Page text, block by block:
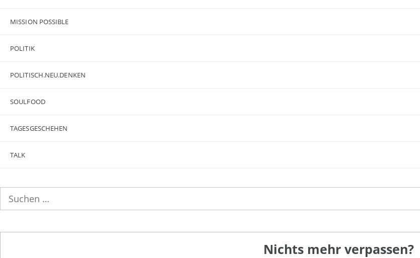
MISSION POSSIBLE
POLITIK
POLITISCH.NEU.DENKEN
SOULFOOD
TAGESGESCHEHEN
TALK
nach:
Nichts mehr verpassen?